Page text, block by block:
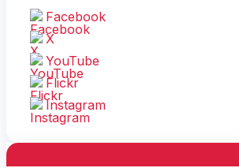
Facebook
X
YouTube
Flickr
Instagram